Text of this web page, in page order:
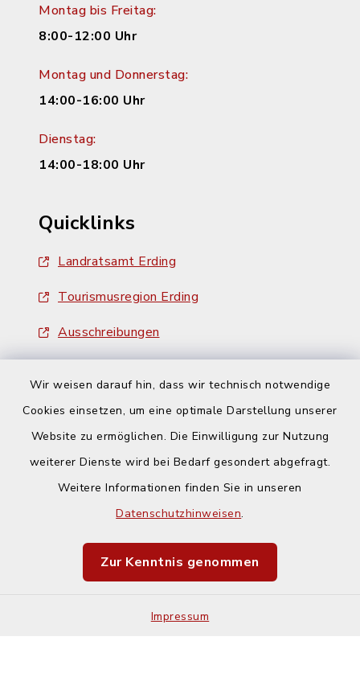
Wir weisen darauf hin, dass wir technisch notwendige
Cookies einsetzen, um eine optimale Darstellung unserer
Website zu ermöglichen. Die Einwilligung zur Nutzung
weiterer Dienste wird bei Bedarf gesondert abgefragt.
Weitere Informationen finden Sie in unseren
Datenschutzhinweisen.
Zur Kenntnis genommen
Impressum
Montag bis Freitag:
8:00-12:00 Uhr
Montag und Donnerstag:
14:00-16:00 Uhr
Dienstag:
14:00-18:00 Uhr
Quicklinks
Landratsamt Erding
Tourismusregion Erding
Ausschreibungen
Barrierefreiheit
Impressum
Sitemap